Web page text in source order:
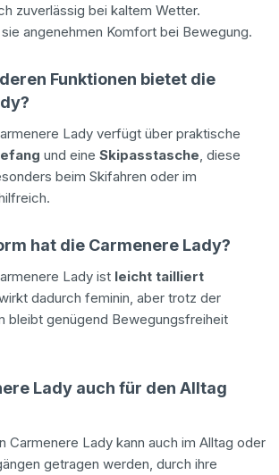
zuverlässig bei kaltem Wetter.
angenehmen Komfort bei Bewegung.
Funktionen bietet die
Lady verfügt über praktische
und eine Skipasstasche , diese
beim Skifahren oder im
hat die Carmenere Lady?
Lady ist leicht tailliert
dadurch feminin, aber trotz der
bleibt genügend Bewegungsfreiheit
Lady auch für den Alltag
Carmenere Lady kann auch im Alltag oder
getragen werden, durch ihre